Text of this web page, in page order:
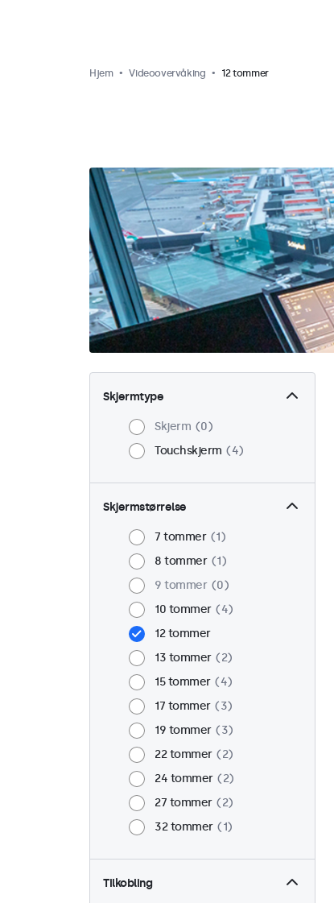
Hjem Videoovervåking 12 tommer
Skjermtype
Skjerm
0
Touchskjerm
4
Skjermstørrelse
7 tommer
1
8 tommer
1
9 tommer
0
10 tommer
4
12 tommer
13 tommer
2
15 tommer
4
17 tommer
3
19 tommer
3
22 tommer
2
24 tommer
2
27 tommer
2
32 tommer
1
Tilkobling